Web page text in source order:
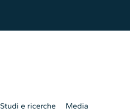
Studi e ricerche Media